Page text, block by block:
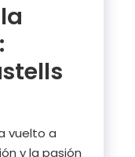
vuelto a
y la pasión